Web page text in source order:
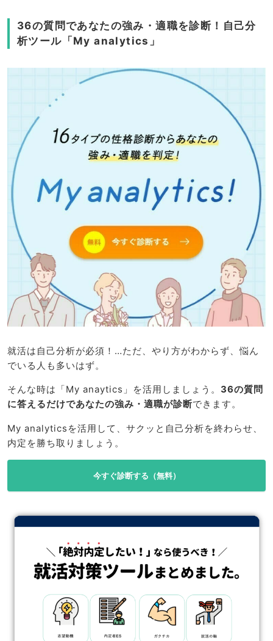
36の質問であなたの強み・適職を診断！自己分
析ツール「My analytics」
就活は自己分析が必須！…ただ、やり方がわからず、悩ん
でいる人も多いはず。
そんな時は「My anaytics」を活用しましょう。 36の質問
に答えるだけであなたの強み・適職が診断できます。
My analyticsを活用して、サクッと自己分析を終わらせ、
内定を勝ち取りましょう。
今すぐ診断する（無料）